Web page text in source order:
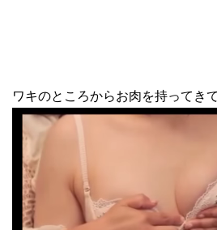
ワキのところからお肉を持ってき